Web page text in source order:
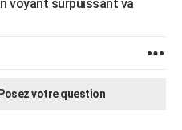
voyant surpuissant va
Posez votre question